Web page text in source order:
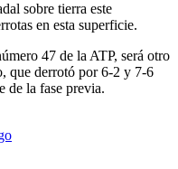
sobre tierra este
en esta superficie.
47 de la ATP, será otro
que derrotó por 6-2 y 7-6
de la fase previa.